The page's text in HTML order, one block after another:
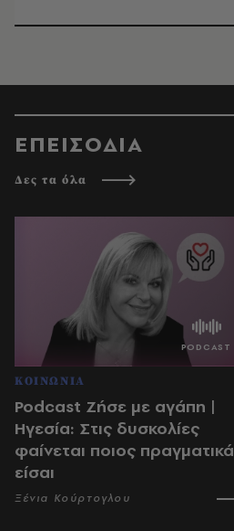
ΕΠΕΙΣΟΔΙΑ
Δες τα όλα
ΚΟΙΝΩΝΙΑ
Podcast Ζήσε με αγάπη |
Ηγεσία: Στις δυσκολίες
φαίνεται ποιος πραγματικά
είσαι
Ξένια Κούρτογλου